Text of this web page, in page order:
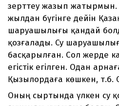
зерттеу жазып жатырмын.
жылдан бүгінге дейін
шаруашылығы қандай
қозғалады. Су
басқарылған. Сол жерде
егістік егілген. Одан
Қызылордаға көшкен, т.б.
Оның сыртында үлкен су